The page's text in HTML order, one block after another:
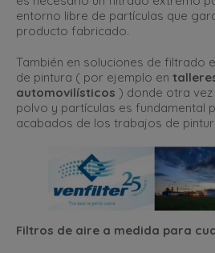
entorno libre de partículas que
producto fabricado.
También en soluciones de filtrado
de pintura ( por ejemplo en
automovilísticos ) donde otra vez
polvo y partículas es fundamental
acabados de los trabajos de
Filtros de aire a medida para